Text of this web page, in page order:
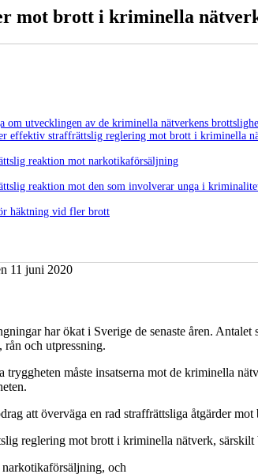
mot brott i kriminella
om utvecklingen av de kriminella nätverkens
effektiv straffrättslig reglering mot brott i kriminella
reaktion mot narkotikaförsäljning
reaktion mot den som involverar unga i
häktning vid fler brott
11 juni 2020
har ökat i Sverige de senaste åren.
och utpressning.
tryggheten måste insatserna mot de kriminella
att överväga en rad straffrättsliga åtgärder
reglering mot brott i kriminella nätverk,
och